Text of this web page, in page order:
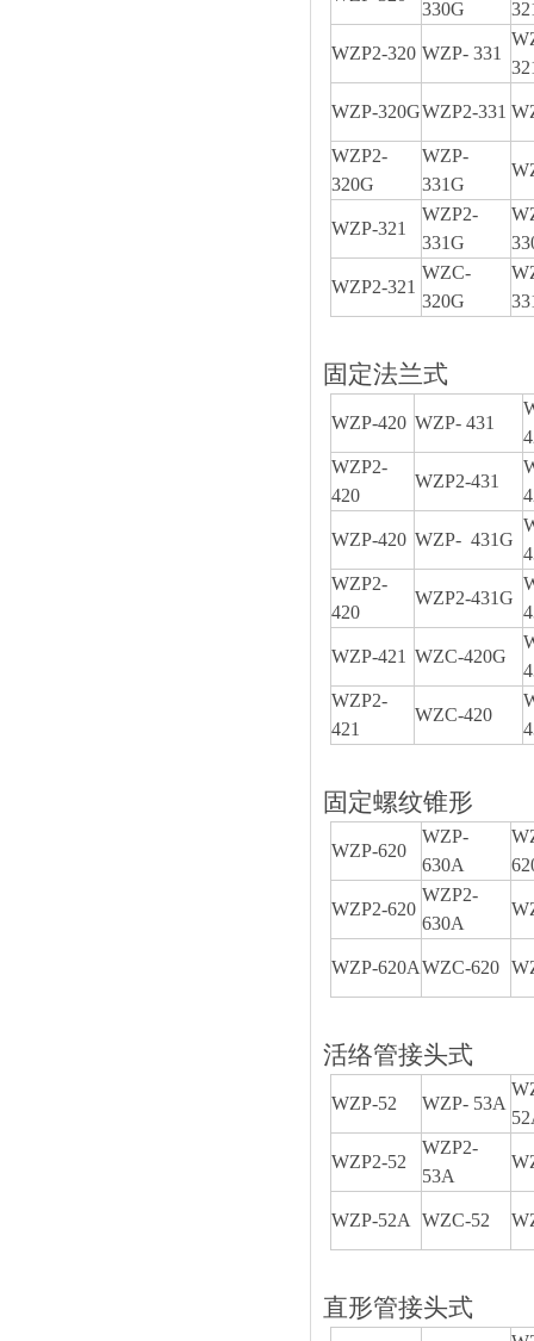
330G
WZP2-320 WZP- 331
WZP-320GWZP2-331
WZP2-
320G
WZP-
331G
WZP-321
WZP2-
331G
WZP2-321
WZC-
320G
固定法兰式
WZP-420 WZP- 431
WZP2-
420
WZP2-431
WZP-420 WZP- 431G
WZP2-
420
WZP2-431G
WZP-421 WZC-420G
WZP2-
421
WZC-420
固定螺纹锥形
WZP-620
WZP-
630A
WZP2-620
WZP2-
630A
WZP-620AWZC-620
活络管接头式
WZP-52 WZP- 53A
WZP2-52
WZP2-
53A
WZP-52A WZC-52
直形管接头式